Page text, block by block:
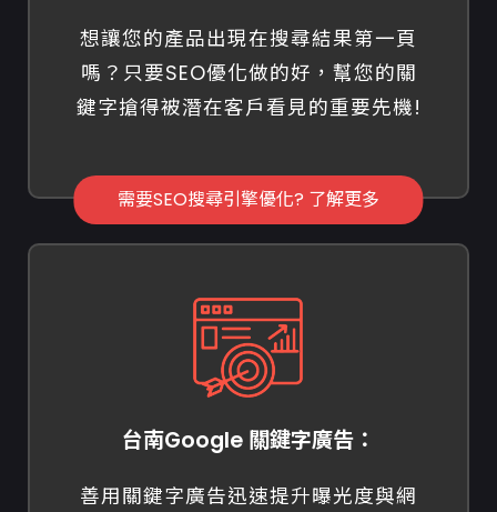
想讓您的產品出現在搜尋結果第一頁
嗎？只要SEO優化做的好，幫您的關
鍵字搶得被潛在客戶看見的重要先機!
需要SEO搜尋引擎優化? 了解更多
台南Google 關鍵字廣告：
善用關鍵字廣告迅速提升曝光度與網